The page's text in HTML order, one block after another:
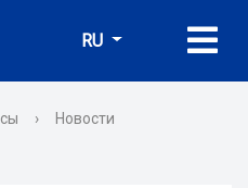
RU
› Новости